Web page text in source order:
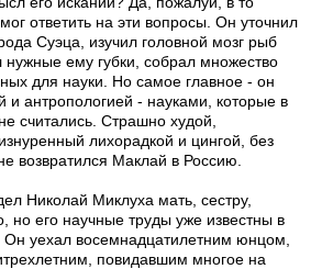
ответить на эти вопросы. Он уточнил
Суэца, изучил головной мозг рыб
ему губки, собрал множество
для науки. Но самое главное - он
и антропологией - науками, которые в
считались. Страшно худой,
лихорадкой и цингой, без
возвратился Маклай в Россию.
Николай Миклуха мать, сестру,
но его научные труды уже известны в
Он уехал восемнадцатилетним юнцом,
повидавшим многое на